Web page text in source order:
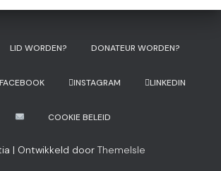
LID WORDEN? DONATEUR WORDEN?
FACEBOOK INSTAGRAM LINKEDIN
COOKIE BELEID
| Ontwikkeld door ThemeIsle